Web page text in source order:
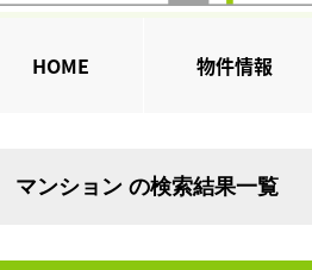
HOME 物件情報
マンション の検索結果一覧